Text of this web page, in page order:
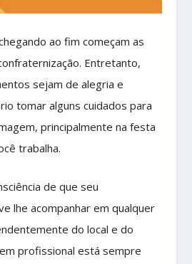
ao fim começam as
Entretanto,
sejam de alegria e
tomar alguns cuidados para
principalmente na festa
trabalha.
de que seu
lhe acompanhar em qualquer
do local e do
profissional está sempre